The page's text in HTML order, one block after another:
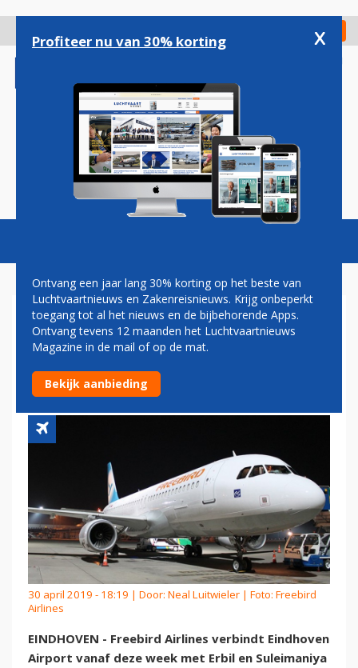
gaan
Check in
Magazine Podcasts Vacatures
FREEBIRD AIRLINES
VERBINDT EINDHOVEN MET
IRAK
30 april 2019 - 18:19 | Door: Neal Luitwieler | Foto: Freebird
Airlines
EINDHOVEN - Freebird Airlines verbindt Eindhoven
Airport vanaf deze week met Erbil en Suleimaniya
Profiteer nu van 30% korting x
Ontvang een jaar lang 30% korting op het beste van
Luchtvaartnieuws en Zakenreisnieuws. Krijg onbeperkt
toegang tot al het nieuws en de bijbehorende Apps.
Ontvang tevens 12 maanden het Luchtvaartnieuws
Magazine in de mail of op de mat.
Bekijk aanbieding